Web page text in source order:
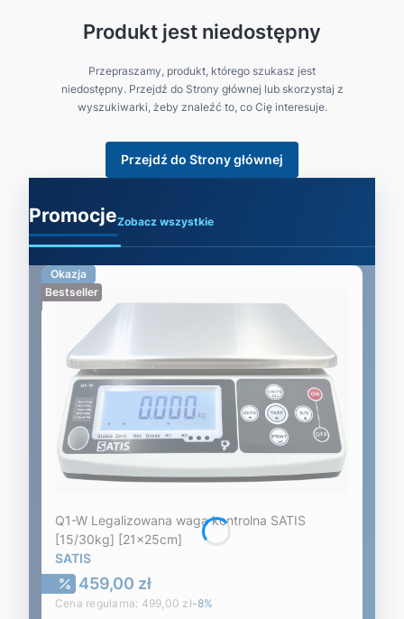
Produkt jest niedostępny
Przepraszamy, produkt, którego szukasz jest
niedostępny. Przejdź do Strony głównej lub skorzystaj z
wyszukiwarki, żeby znaleźć to, co Cię interesuje.
Przejdź do Strony głównej
PromocjeZobacz wszystkie
Okazja
Bestseller
Q1-W Legalizowana waga kontrolna SATIS
[15/30kg] [21x25cm]
SATIS
Cena promocyjna
459,00 zł
Cena regularna: 499,00 zł-8%